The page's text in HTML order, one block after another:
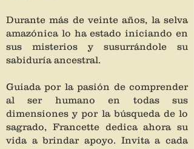
Durante más de veinte años, la selva
amazónica lo ha estado iniciando en
sus misterios y susurrándole su
sabiduría ancestral.
Guiada por la pasión de comprender
al ser humano en todas sus
dimensiones y por la búsqueda de lo
sagrado, Francette dedica ahora su
vida a brindar apoyo. Invita a cada